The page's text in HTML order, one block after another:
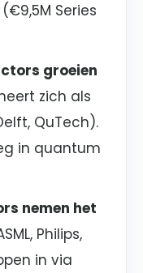
Series
groeien
zich als
QuTech).
in quantum
nemen het
Philips,
in via